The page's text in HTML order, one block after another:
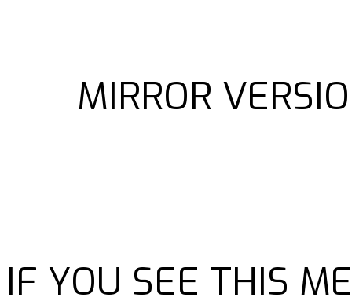
MIRROR
IF YOU SEE THIS